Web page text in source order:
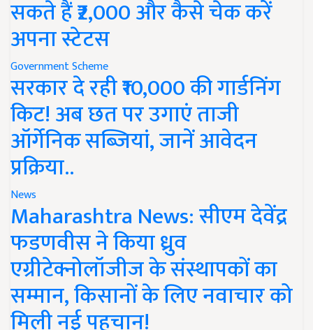
सकते हैं ₹2,000 और कैसे चेक करें
अपना स्टेटस
Government Scheme
सरकार दे रही ₹10,000 की गार्डनिंग
किट! अब छत पर उगाएं ताजी
ऑर्गेनिक सब्जियां, जानें आवेदन
प्रक्रिया..
News
Maharashtra News: सीएम देवेंद्र
फडणवीस ने किया ध्रुव
एग्रीटेक्नोलॉजीज के संस्थापकों का
सम्मान, किसानों के लिए नवाचार को
मिली नई पहचान!